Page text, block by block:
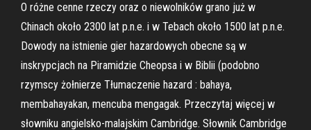
O różne cenne rzeczy oraz o niewolników grano już w
Chinach około 2300 lat p.n.e. i w Tebach około 1500 lat p.n.e.
Dowody na istnienie gier hazardowych obecne są w
inskrypcjach na Piramidzie Cheopsa i w Biblii (podobno
rzymscy żołnierze Tłumaczenie hazard : bahaya,
membahayakan, mencuba mengagak. Przeczytaj więcej w
słowniku angielsko-malajskim Cambridge. Słownik Cambridge